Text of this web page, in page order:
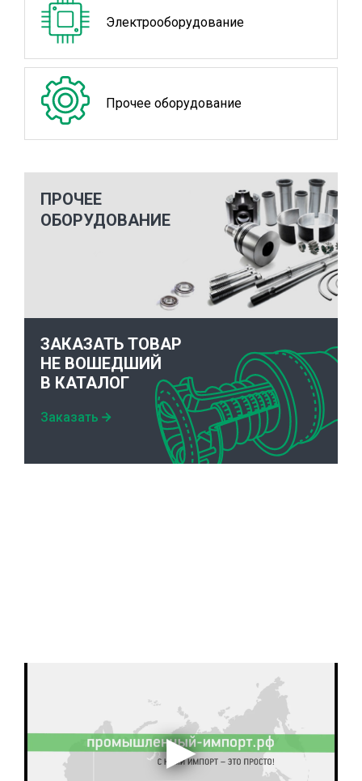
Электрооборудование
Прочее оборудование
ПРОЧЕЕ
ОБОРУДОВАНИЕ
ЗАКАЗАТЬ ТОВАР
НЕ ВОШЕДШИЙ
В КАТАЛОГ
Заказать